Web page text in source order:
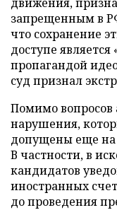
запрещенным в
что сохранение
доступе
пропагандой
суд признал
Помимо вопросов
нарушения,
допущены еще на
В частности, в
кандидатов
иностранных
до проведения